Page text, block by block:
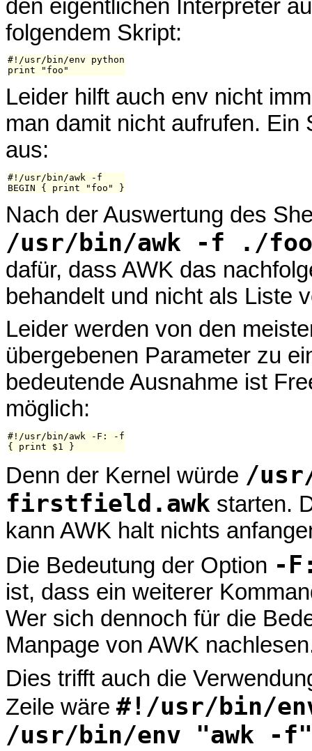
den eigentlichen Interpreter
folgendem Skript:
#!/usr/bin/env python
Leider hilft auch env nicht
man damit nicht aufrufen.
aus:
#!/usr/bin/awk -f
Nach der Auswertung des
/usr/bin/awk -f ./
dafür, dass AWK das
behandelt und nicht als Liste
Leider werden von den
übergebenen Parameter zu
bedeutende Ausnahme ist
möglich:
#!/usr/bin/awk -F: -f
Denn der Kernel würde /
firstfield.awk starten.
kann AWK halt nichts
Die Bedeutung der Option -
ist, dass ein weiterer
Wer sich dennoch für die
Manpage von AWK
Dies trifft auch die
Zeile wäre #!/usr/bin/
/usr/bin/env "awk -